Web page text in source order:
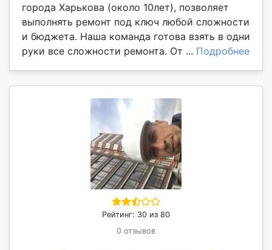
города Харькова (около 10лет), позволяет
выполнять ремонт под ключ любой сложности
и бюджета. Наша команда готова взять в одни
руки все сложности ремонта. От ... Подробнее
Рейтинг: 30 из 80
0 отзывов